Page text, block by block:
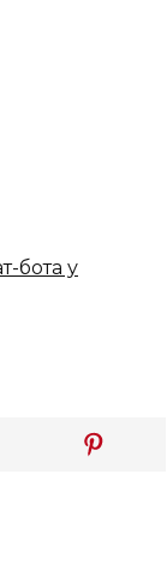
бота у